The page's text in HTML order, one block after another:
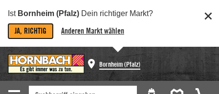
Ist Bornheim (Pfalz) Dein richtiger Markt?
JA, RICHTIG Anderen Markt wählen
Bornheim (Pfalz)